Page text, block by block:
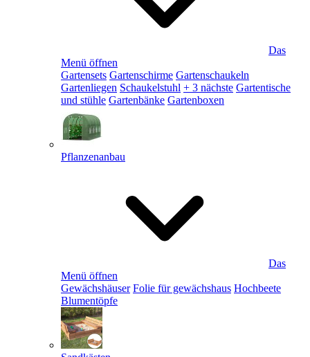
Das
Menü öffnen
Gartensets Gartenschirme Gartenschaukeln
Gartenliegen Schaukelstuhl + 3 nächste Gartentische
und stühle Gartenbänke Gartenboxen
Pflanzenanbau
Das
Menü öffnen
Gewächshäuser Folie für gewächshaus Hochbeete
Blumentöpfe